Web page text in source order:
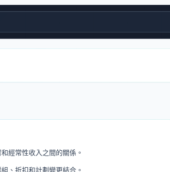
經常性收入之間的關係。
、折扣和計劃變更結合。